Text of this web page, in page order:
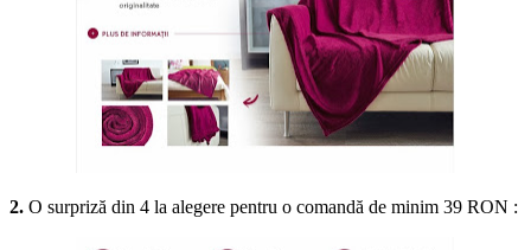
2. O surpriză din 4 la alegere pentru o comandă de minim 39 RON :